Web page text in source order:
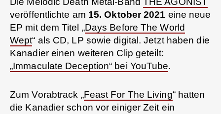
veröffentlichte am 15. Oktober 2021 eine neue
EP mit dem Titel „Days Before The World
Wept“ als CD, LP sowie digital. Jetzt haben die
Kanadier einen weiteren Clip geteilt:
„Immaculate Deception“ bei YouTube.
Zum Vorabtrack „Feast For The Living“ hatten
die Kanadier schon vor einiger Zeit ein